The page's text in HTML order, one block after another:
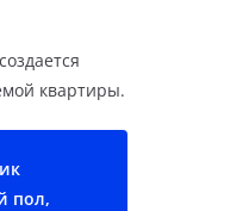
квартиры.
пол,